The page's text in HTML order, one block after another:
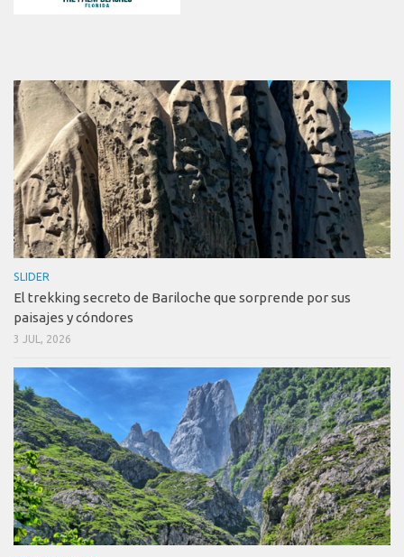
SLIDER
El trekking secreto de Bariloche que sorprende por sus
paisajes y cóndores
3 JUL, 2026